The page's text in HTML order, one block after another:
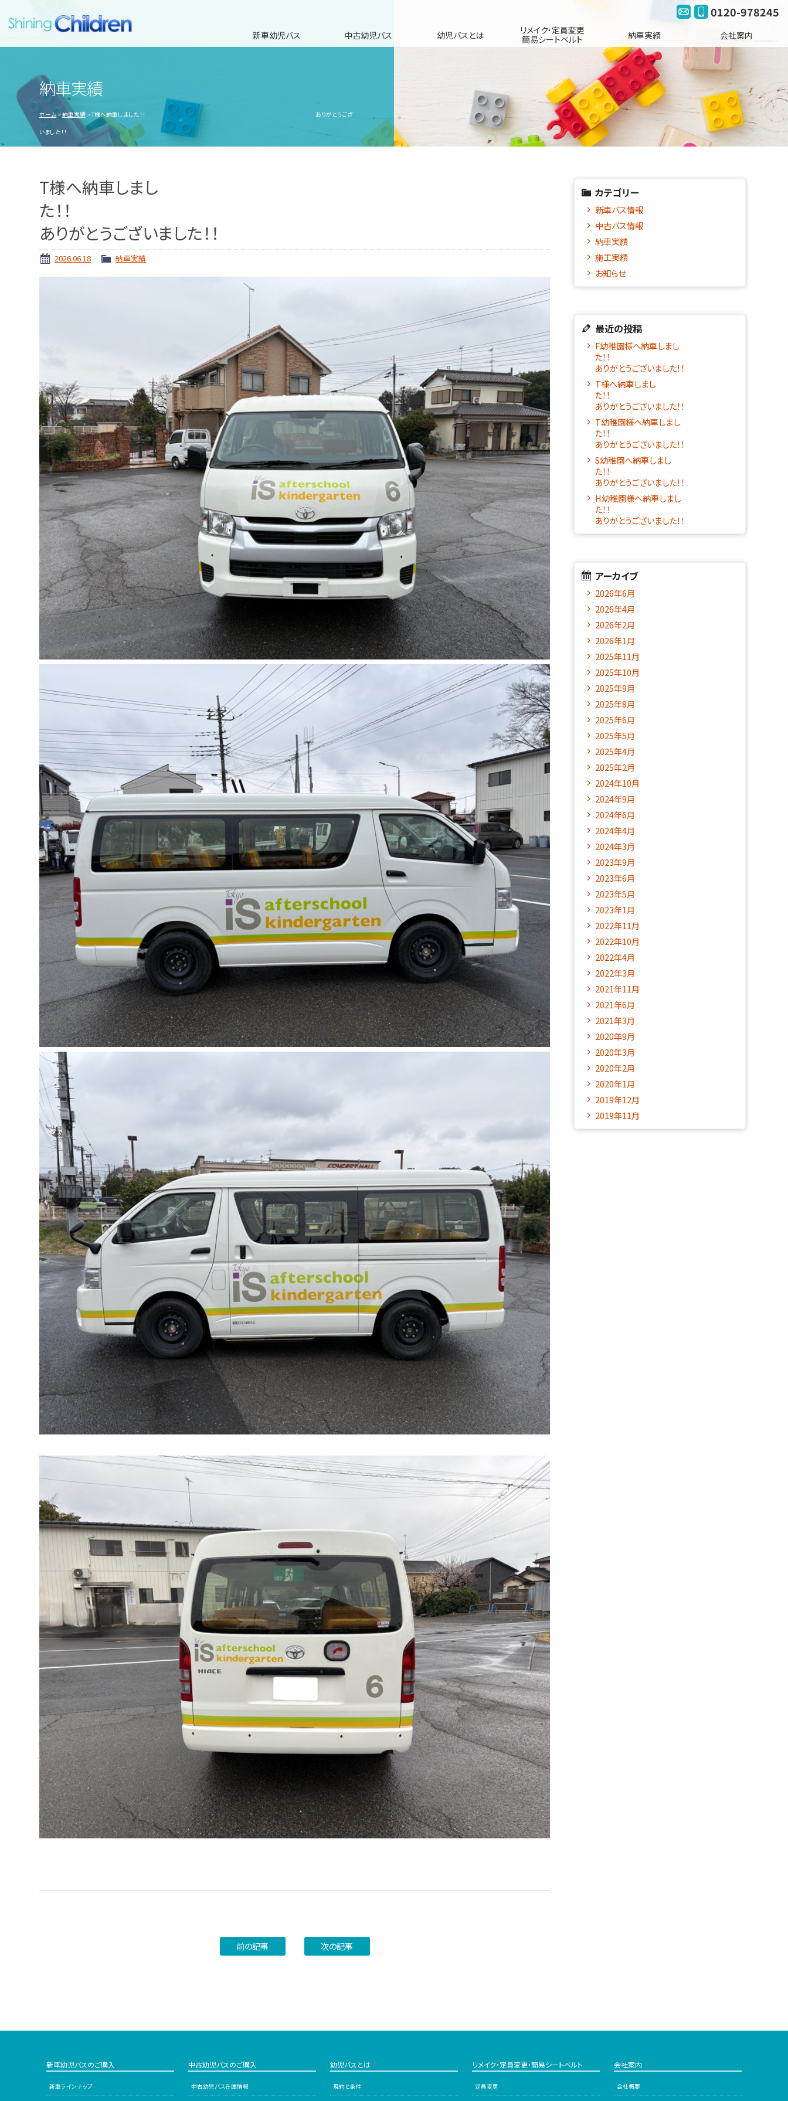
0120-978245
新車幼児バス 中古幼児バス 幼児バスとは
リメイク・定員変更
簡易シートベルト
納車実績 会社案内
納車実績
ホーム 納車実績 T様へ納車しました！！ ありがとうござ
いました！！
T様へ納車しまし
た！！
ありがとうございました！！
2026.06.18 納車実績
前の記事 次の記事
カテゴリー
新車バス情報
中古バス情報
納車実績
施工実績
お知らせ
最近の投稿
F幼稚園様へ納車しまし
た！！
ありがとうございました！！
T様へ納車しまし
た！
ありがとうございました！！
T幼稚園様へ納車しまし
た！！
ありがとうございました！！
S幼稚園へ納車しまし
た！！
ありがとうございました！！
H幼稚園様へ納車しまし
た！！
ありがとうございました！！
アーカイブ
2026年6月
2026年4月
2026年2月
2026年1月
2025年11月
2025年10月
2025年9月
2025年8月
2025年6月
2025年5月
2025年4月
2025年2月
2024年10月
2024年9月
2024年6月
2024年4月
2024年3月
2023年9月
2023年6月
2023年5月
2023年1月
2022年11月
2022年10月
2022年4月
2022年3月
2021年11月
2021年6月
2021年3月
2020年9月
2020年3月
2020年2月
2020年1月
2019年12月
2019年11月
新車幼児バスのご購入
新車ラインナップ
中古幼児バスのご購入
中古幼児バス在庫情報
幼児バスとは
規約と条件
リメイク・定員変更・簡易シートベルト
定員変更
会社案内
会社概要